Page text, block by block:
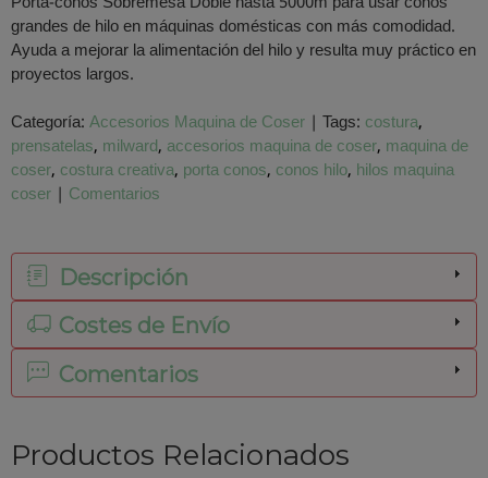
grandes de hilo en máquinas domésticas con más comodidad.
Ayuda a mejorar la alimentación del hilo y resulta muy práctico en
proyectos largos.
Categoría:Accesorios Maquina de Coser | Tags: costura
prensatelas milward accesorios maquina de coser maquina de
coser costura creativa porta conos conos hilo hilos maquina
coser | Comentarios
Descripción
Costes de Envío
Comentarios
Productos Relacionados